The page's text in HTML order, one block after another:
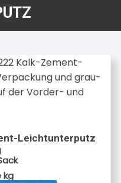
Leichtunterputz
kg